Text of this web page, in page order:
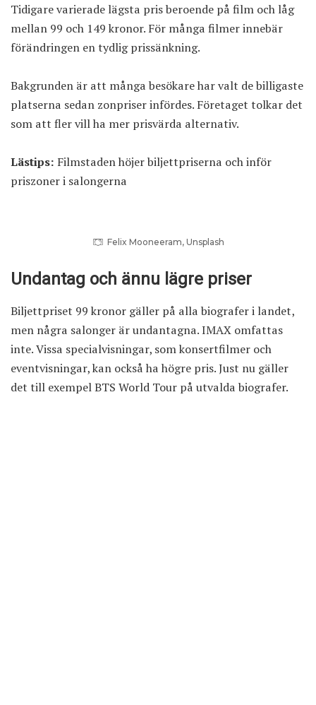
Tidigare varierade lägsta pris beroende på film och låg
mellan 99 och 149 kronor. För många filmer innebär
förändringen en tydlig prissänkning.
Bakgrunden är att många besökare har valt de billigaste
platserna sedan zonpriser infördes. Företaget tolkar det
som att fler vill ha mer prisvärda alternativ.
Lästips: Filmstaden höjer biljettpriserna och inför
priszoner i salongerna
Felix Mooneeram, Unsplash
Undantag och ännu lägre priser
Biljettpriset 99 kronor gäller på alla biografer i landet,
men några salonger är undantagna. IMAX omfattas
inte. Vissa specialvisningar, som konsertfilmer och
eventvisningar, kan också ha högre pris. Just nu gäller
det till exempel BTS World Tour på utvalda biografer.